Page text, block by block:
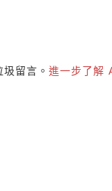
圾留言。進一步了解